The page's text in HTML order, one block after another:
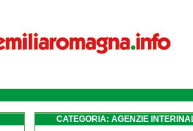
gatteo
CATEGORIA: AGENZIE